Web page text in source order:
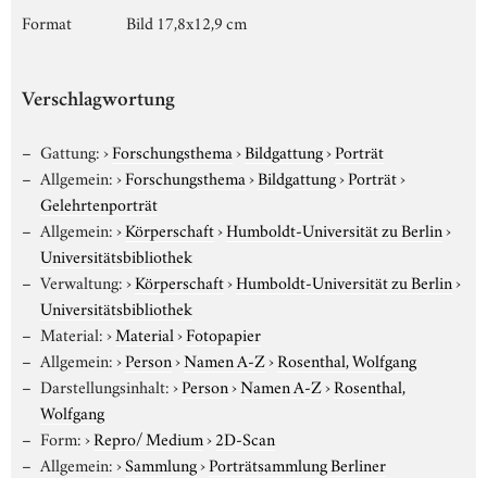
Format
Bild 17,8x12,9 cm
Verschlagwortung
Gattung:›Forschungsthema›Bildgattung›Porträt
Allgemein:›Forschungsthema›Bildgattung›Porträt›
Gelehrtenporträt
Allgemein:›Körperschaft›Humboldt-Universität zu Berlin›
Universitätsbibliothek
Verwaltung:›Körperschaft›Humboldt-Universität zu Berlin›
Universitätsbibliothek
Material:›Material›Fotopapier
Allgemein:›Person›Namen A-Z›Rosenthal, Wolfgang
Darstellungsinhalt:›Person›Namen A-Z›Rosenthal,
Wolfgang
Form:›Repro/ Medium›2D-Scan
Allgemein:›Sammlung›Porträtsammlung Berliner